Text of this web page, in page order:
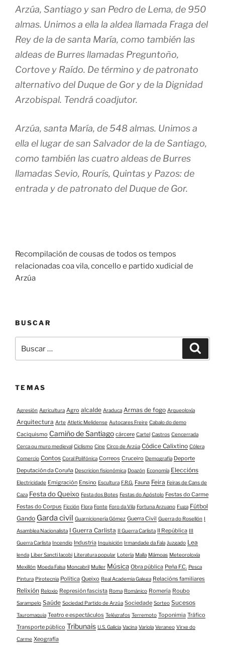
Arzúa, Santiago y san Pedro de Lema, de 950
almas. Unimos a ella la aldea llamada Fraga del
Rey de la de santa María, como también las
aldeas de Burres llamadas Preguntoño,
Cortove y Raído. De término y de patronato
alternativo del Duque de Gor y de la Dignidad
Arzobispal. Tendrá coadjutor.
Arzúa, santa María, de 548 almas. Unimos a
ella el lugar de san Salvador de la de Santiago,
como también las cuatro aldeas de Burres
llamadas Sevio, Rourís, Quintas y Pazos: de
entrada y de patronato del Duque de Gor.
Recompilación de cousas de todos os tempos
relacionadas coa vila, concello e partido xudicial de
Arzúa
BUSCAR
TEMAS
Agresión Agricultura Agro alcalde Araduca Armas de fogo Arqueoloxía
Arquitectura Arte Atletic Melidense Autocares Freire Cabalo do demo
Caciquismo Camiño de Santiago cárcere Cartel Castros Cencerrada
Cerca ou muro medieval Ciclismo Cine Circo de Arzúa Códice Calixtino Cólera
Comercio Contos Coral Polifónica Correos Cruceiro Demografía Deporte
Deputación da Coruña Descricion fisionómica Doazón Economía Eleccións
Electricidade Emigración Ensino Escultura F.R.G. Fauna Feira Feiras de Cans de
Caza Festa do Queixo Festa dos Botes Festas do Apóstolo Festas do Carme
Festas do Corpus Ficción Flora Fonte Foro da Vila Fortuna Arzuano Fuga Fútbol
Gando Garda civil Guarnicionería Gómez Guerra Civil Guerra do Rosellón I
Asamblea Nacionalista I Guerra Carlista II Guerra Carlista II República III
Guerra Carlista Incendio Industria Inquisición Irmandade da Fala Juzgado Lea
lenda Liber Sancti Iacobi Literatura popular Lotería Malla Mámoas Meteoroloxía
Mexillón Moeda Falsa Moncabril Muller Música Obra pública Peña F.C. Pesca
Pintura Pirotecnia Política Queixo Real Academia Galega Relacións familiares
Relixión Reloxio Represión fascista Roma Románico Romería Roubo
Sarampelo Saúde Sociedad Partido de Arzúa Sociedade Sorteo Sucesos
Tauromaquia Teatro e espectáculos Telégrafos Terremoto Toponimia Tráfico
Transporte público Tribunais U.S. Galicia Vacina Variola Veraneo Virxe do
Carme Xeografía